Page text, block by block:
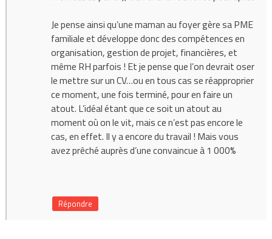
Je pense ainsi qu’une maman au foyer gère sa PME
familiale et développe donc des compétences en
organisation, gestion de projet, financières, et
même RH parfois ! Et je pense que l’on devrait oser
le mettre sur un CV…ou en tous cas se réapproprier
ce moment, une fois terminé, pour en faire un
atout. L’idéal étant que ce soit un atout au
moment où on le vit, mais ce n’est pas encore le
cas, en effet. Il y a encore du travail ! Mais vous
avez prêché auprès d’une convaincue à 1 000%
Répondre